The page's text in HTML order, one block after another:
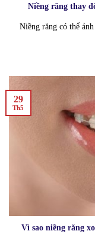
Niềng răng thay
Niềng răng có thể
Vì sao niềng răng
29
Th5